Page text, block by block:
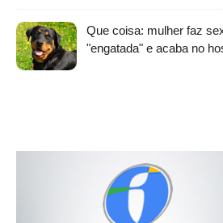
Que coisa: mulher faz
"engatada" e acaba no